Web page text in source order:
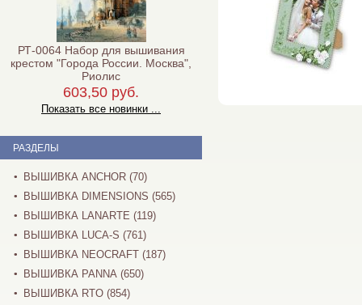
РТ-0064 Набор для вышивания
крестом "Города России. Москва",
Риолис
603,50 руб.
Показать все новинки ...
РАЗДЕЛЫ
ВЫШИВКА ANCHOR (70)
ВЫШИВКА DIMENSIONS (565)
ВЫШИВКА LANARTE (119)
ВЫШИВКА LUCA-S (761)
ВЫШИВКА NEOCRAFT (187)
ВЫШИВКА PANNA (650)
ВЫШИВКА RTO (854)